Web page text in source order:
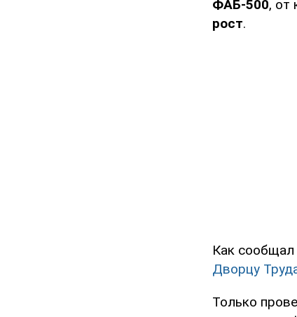
ФАБ-500, от
рост.
Как сообщал
Дворцу
Только